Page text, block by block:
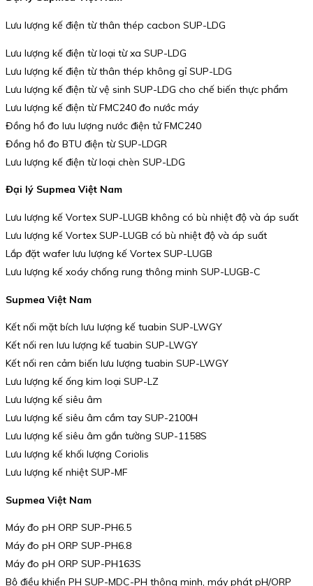
Lưu lượng kế điện từ thân thép cacbon SUP-LDG
Lưu lượng kế điện từ loại từ xa SUP-LDG
Lưu lượng kế điện từ thân thép không gỉ SUP-LDG
Lưu lượng kế điện từ vệ sinh SUP-LDG cho chế biến thực phẩm
Lưu lượng kế điện từ FMC240 đo nước máy
Đồng hồ đo lưu lượng nước điện tử FMC240
Đồng hồ đo BTU điện từ SUP-LDGR
Lưu lượng kế điện từ loại chèn SUP-LDG
Đại lý Supmea Việt Nam
Lưu lượng kế Vortex SUP-LUGB không có bù nhiệt độ và áp suất
Lưu lượng kế Vortex SUP-LUGB có bù nhiệt độ và áp suất
Lắp đặt wafer lưu lượng kế Vortex SUP-LUGB
Lưu lượng kế xoáy chống rung thông minh SUP-LUGB-C
Supmea Việt Nam
Kết nối mặt bích lưu lượng kế tuabin SUP-LWGY
Kết nối ren lưu lượng kế tuabin SUP-LWGY
Kết nối ren cảm biến lưu lượng tuabin SUP-LWGY
Lưu lượng kế ống kim loại SUP-LZ
Lưu lượng kế siêu âm
Lưu lượng kế siêu âm cầm tay SUP-2100H
Lưu lượng kế siêu âm gắn tường SUP-1158S
Lưu lượng kế khối lượng Coriolis
Lưu lượng kế nhiệt SUP-MF
Supmea Việt Nam
Máy đo pH ORP SUP-PH6.5
Máy đo pH ORP SUP-PH6.8
Máy đo pH ORP SUP-PH163S
Bộ điều khiển PH SUP-MDC-PH thông minh, máy phát pH/ORP